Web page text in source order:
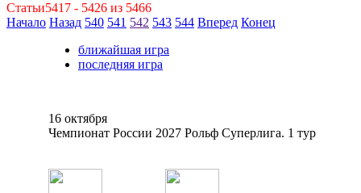
Статьи5417 - 5426 из 5466
Начало Назад 540 541 542 543 544 Вперед Конец
ближайшая игра
последняя игра
16 октября
Чемпионат России 2027 Рольф Суперлига. 1 тур